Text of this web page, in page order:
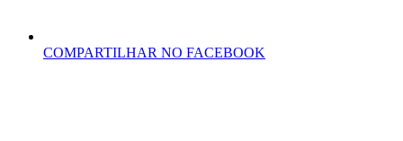
COMPARTILHAR NO FACEBOOK